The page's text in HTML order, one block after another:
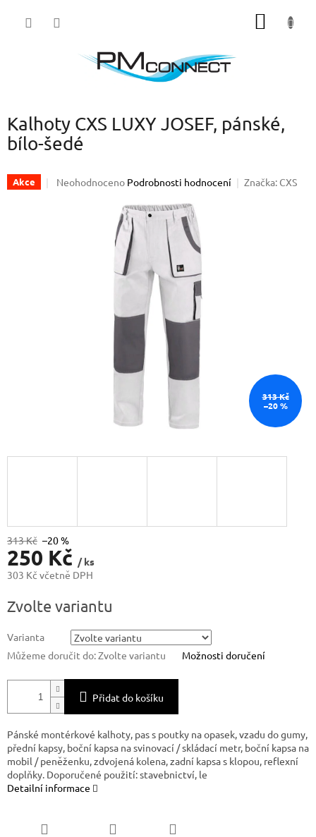
Kalhoty CXS LUXY JOSEF, pánské,
bílo-šedé
Akce
Průměrné
Neohodnoceno Podrobnosti hodnocení Značka: CXS
313 Kč
–20 %
313 Kč –20 %
250 Kč / ks
303 Kč včetně DPH
cena:
Zvolte variantu
Varianta
Můžeme doručit do:Zvolte variantu Možnosti doručení
Přidat do košíku
Pánské montérkové kalhoty, pas s poutky na opasek, vzadu do gumy,
přední kapsy, boční kapsa na svinovací / skládací metr, boční kapsa na
mobil / peněženku, zdvojená kolena, zadní kapsa s klopou, reflexní
doplňky. Doporučené použití: stavebnictví, le
Detailní informace